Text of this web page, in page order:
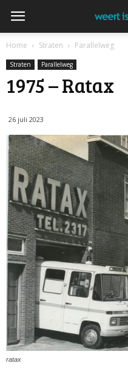
Home Straten Parallelweg
Straten Parallelweg
1975 – Ratax
26 juli 2023
ratax